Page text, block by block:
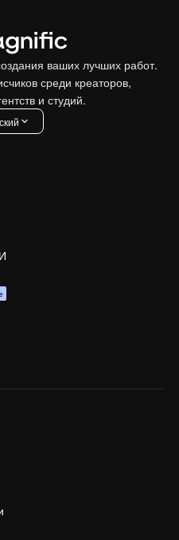
ваших лучших работ.
среди креаторов,
и студий.